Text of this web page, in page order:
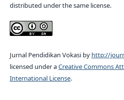
distributed under the same license.
Jurnal Pendidikan Vokasi by http://
licensed under aCreative Commons
International License.